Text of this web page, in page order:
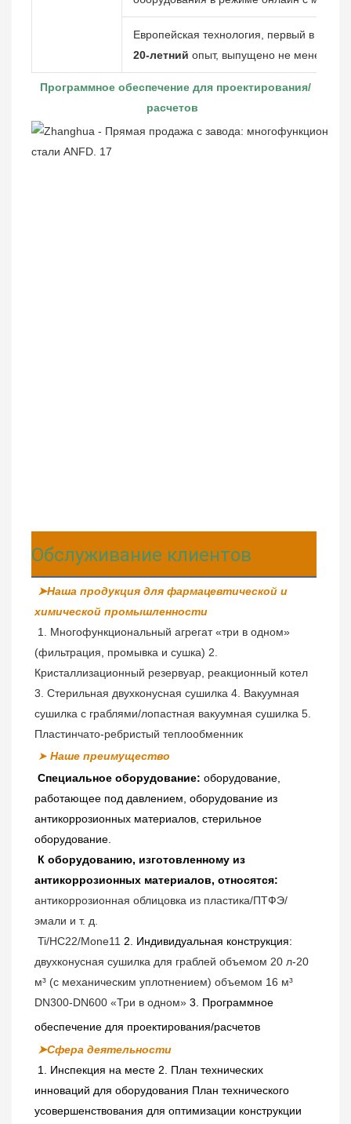
Европейская технология, первый в
20-летний опыт, выпущено не менее
Программное обеспечение для проектирования/
расчетов
Обслуживание клиентов
➤Наша продукция для фармацевтической и
химической промышленности
1. Многофункциональный агрегат «три в одном»
(фильтрация, промывка и сушка) 2.
Кристаллизационный резервуар, реакционный котел
3. Стерильная двухконусная сушилка 4. Вакуумная
сушилка с граблями/лопастная вакуумная сушилка 5.
Пластинчато-ребристый теплообменник
➤ Наше преимущество
Специальное оборудование: оборудование,
работающее под давлением, оборудование из
антикоррозионных материалов, стерильное
оборудование.
К оборудованию, изготовленному из
антикоррозионных материалов, относятся:
антикоррозионная облицовка из пластика/ПТФЭ/
эмали и т. д.
Ti/HC22/Mone11 2. Индивидуальная конструкция:
двухконусная сушилка для граблей объемом 20 л-20
м³ (с механическим уплотнением) объемом 16 м³
DN300-DN600 «Три в одном» 3. Программное
обеспечение для проектирования/расчетов
➤Сфера деятельности
1. Инспекция на месте 2. План технических
инноваций для оборудования План технического
усовершенствования для оптимизации конструкции